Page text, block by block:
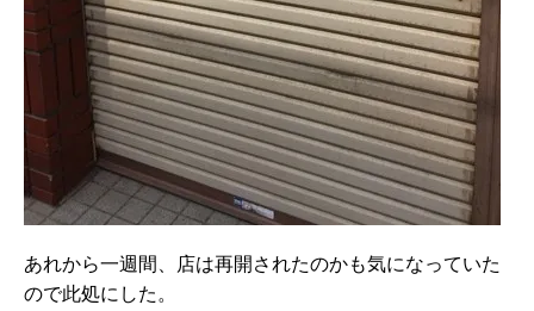
あれから一週間、店は再開されたのかも気になっていた
ので此処にした。